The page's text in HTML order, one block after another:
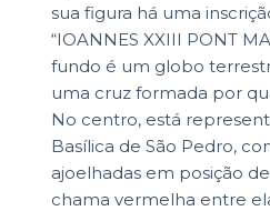
sua figura há uma
“IOANNES XXIII PONT
fundo é um globo
uma cruz formada por
No centro, está
Basílica de São Pedro,
ajoelhadas em posição
chama vermelha entre